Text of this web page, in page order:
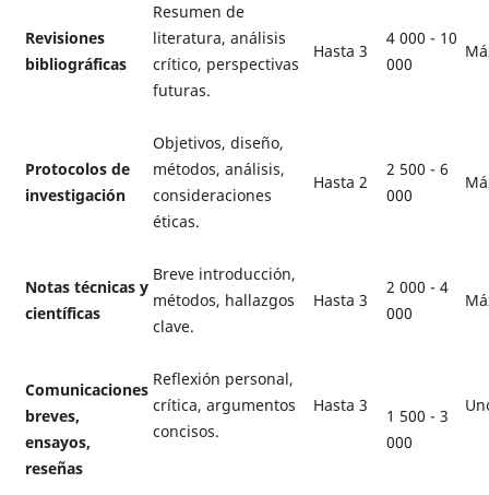
Revisiones
bibliográficas
Resumen de
literatura, análisis
crítico, perspectivas
futuras.
Hasta 3
4 000 - 10
000
Protocolos de
investigación
Objetivos, diseño,
métodos, análisis,
consideraciones
éticas.
Hasta 2
2 500 - 6
000
Notas técnicas y
científicas
Breve introducción,
métodos, hallazgos
clave.
Hasta 3
2 000 - 4
000
Comunicaciones
breves,
ensayos,
reseñas
Reflexión personal,
crítica, argumentos
concisos.
Hasta 3
1 500 - 3
000